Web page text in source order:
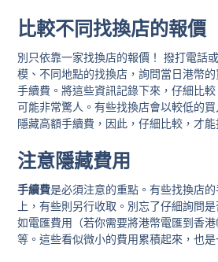
比較不同找換店的報價
別只依靠一家找換店的報價！ 撥打電話
模、不同地點的找換店，詢問當日港幣
手續費。將這些資訊記錄下來，仔細比
可能非常驚人。有些找換店會以較低的
隱藏高額手續費，因此，仔細比較，才能
注意隱藏費用
手續費是必須注意的重點。有些找換店
上，有些則另行收取。別忘了仔細詢問
如電匯費用（若你需要將港幣電匯到香
等。這些看似微小的費用累積起來，也是